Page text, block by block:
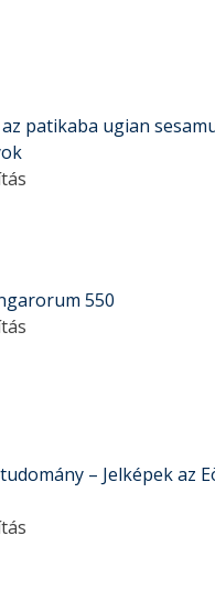
patikaba ugian
550
– Jelképek az